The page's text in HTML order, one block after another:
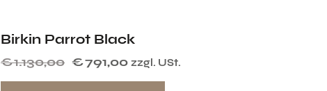
Birkin Parrot Black
€1.130,00 €791,00 zzgl. USt.